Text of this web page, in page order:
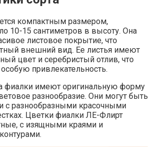
компактным размером,
10-15 сантиметров в высоту. Она
листовое покрытие, что
внешний вид. Ее листья имеют
цвет и серебристый отлив, что
привлекательность.
фиалки имеют оригинальную форму
разнообразие. Они могут быть
с разнообразными красочными
Цветки фиалки ЛЕ-Флирт
с изящными краями и